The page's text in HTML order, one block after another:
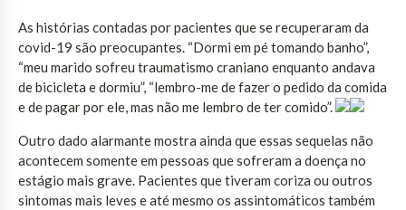
As histórias contadas por pacientes que se recuperaram da
covid-19 são preocupantes. “Dormi em pé tomando banho”,
“meu marido sofreu traumatismo craniano enquanto andava
de bicicleta e dormiu”, “lembro-me de fazer o pedido da comida
e de pagar por ele, mas não me lembro de ter comido”.
Outro dado alarmante mostra ainda que essas sequelas não
acontecem somente em pessoas que sofreram a doença no
estágio mais grave. Pacientes que tiveram coriza ou outros
sintomas mais leves e até mesmo os assintomáticos também